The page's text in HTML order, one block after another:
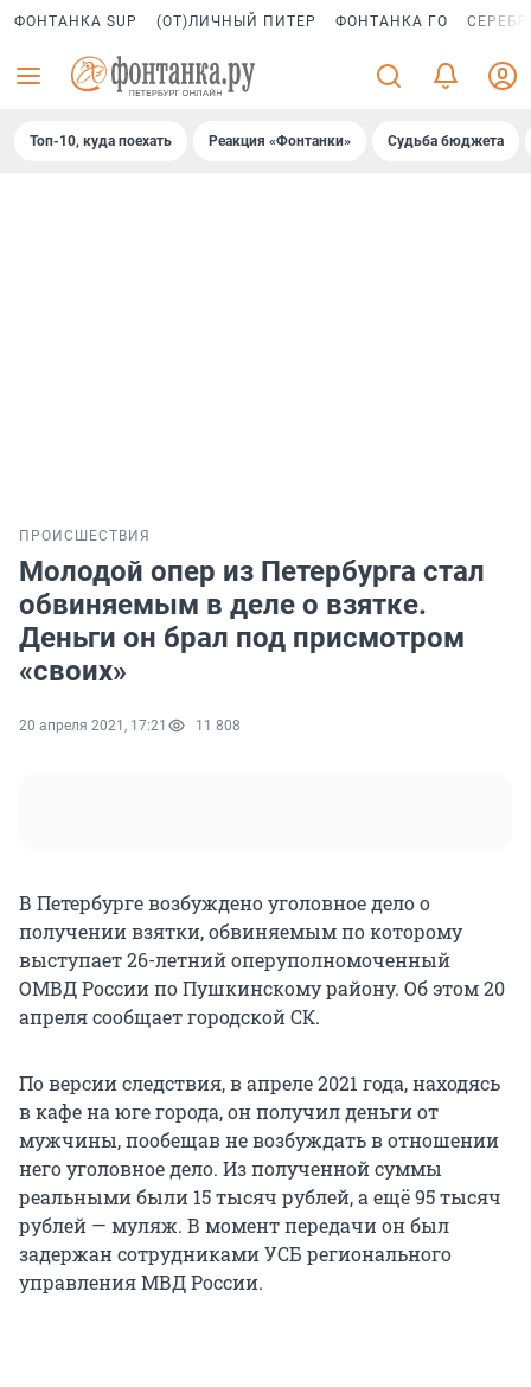
ФОНТАНКА SUP (ОТ)ЛИЧНЫЙ ПИТЕР ФОНТАНКА ГО
Топ-10, куда поехать Реакция «Фонтанки» Судьба бюджета
ПРОИСШЕСТВИЯ
Молодой опер из Петербурга стал
обвиняемым в деле о взятке.
Деньги он брал под присмотром
«своих»
20 апреля 2021, 17:21 11 808
В Петербурге возбуждено уголовное дело о
получении взятки, обвиняемым по которому
выступает 26-летний оперуполномоченный
ОМВД России по Пушкинскому району. Об этом 20
апреля сообщает городской СК.
По версии следствия, в апреле 2021 года, находясь
в кафе на юге города, он получил деньги от
мужчины, пообещав не возбуждать в отношении
него уголовное дело. Из полученной суммы
реальными были 15 тысяч рублей, а ещё 95 тысяч
рублей — муляж. В момент передачи он был
задержан сотрудниками УСБ регионального
управления МВД России.